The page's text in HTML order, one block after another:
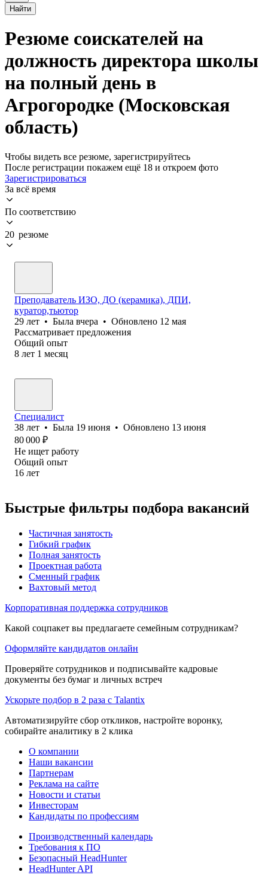
Найти
Резюме соискателей на
должность директора школы
на полный день в
Агрогородке (Московская
область)
Чтобы видеть все резюме, зарегистрируйтесь
После регистрации покажем ещё 18 и откроем фото
Зарегистрироваться
За всё время
По соответствию
20 резюме
Преподаватель ИЗО, ДО (керамика), ДПИ,
куратор,тьютор
29 лет • Была вчера • Обновлено 12 мая
Рассматривает предложения
Общий опыт
8 лет 1 месяц
Специалист
38 лет • Была 19 июня • Обновлено 13 июня
80 000 ₽
Не ищет работу
Общий опыт
16 лет
Быстрые фильтры подбора вакансий
Частичная занятость
Гибкий график
Полная занятость
Проектная работа
Сменный график
Вахтовый метод
Корпоративная поддержка сотрудников
Какой соцпакет вы предлагаете семейным сотрудникам?
Оформляйте кандидатов онлайн
Проверяйте сотрудников и подписывайте кадровые
документы без бумаг и личных встреч
Ускорьте подбор в 2 раза с Talantix
Автоматизируйте сбор откликов, настройте воронку,
собирайте аналитику в 2 клика
О компании
Наши вакансии
Партнерам
Реклама на сайте
Новости и статьи
Инвесторам
Кандидаты по профессиям
Производственный календарь
Требования к ПО
Безопасный HeadHunter
HeadHunter API